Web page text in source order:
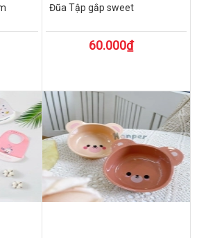
Đũa Tập gắp sweet
60.000₫